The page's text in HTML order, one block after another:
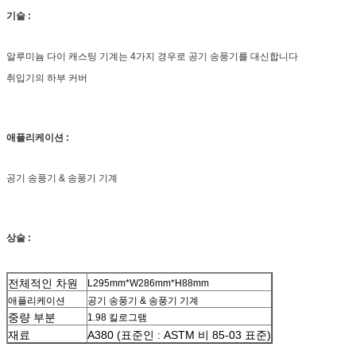
기술 :
알루미늄 다이 캐스팅 기계는 4가지 경우로 공기 송풍기를 대신합니다
취입기의 하부 커버
애플리케이션 :
공기 송풍기 & 송풍기 기계
상술 :
전체적인 차원
L295mm*W286mm*H88mm
애플리케이션
공기 송풍기 & 송풍기 기계
중량 부분 1.98 킬로그램
재료 A380 (표준인 : ASTM 비 85-03 표준)